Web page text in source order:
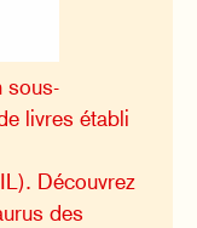
sous-
livres établi
Découvrez
des